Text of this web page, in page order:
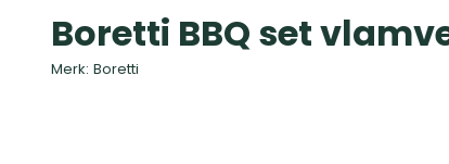
Boretti BBQ set
Merk: Boretti